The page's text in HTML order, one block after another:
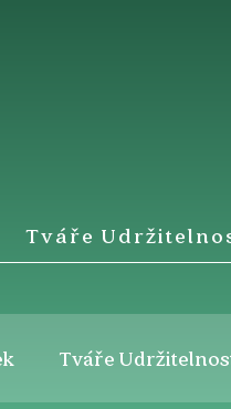
Tváře
Tváře